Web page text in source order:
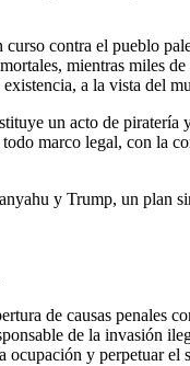
contra el pueblo
mientras miles
a la vista del
un acto de
marco legal, con la
y Trump, un plan
de causas penales
de la invasión
ocupación y perpetuar